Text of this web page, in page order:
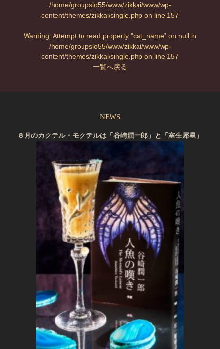
/home/groupslo55/www/zikkai/www/wp-
content/themes/zikkai/single.php on line 157
Warning: Attempt to read property "cat_name" on null in
/home/groupslo55/www/zikkai/www/wp-
content/themes/zikkai/single.php on line 157
一覧へ戻る
NEWS
８月のカクテル・モクテルは「谷崎潤一郎」と「室生犀星」